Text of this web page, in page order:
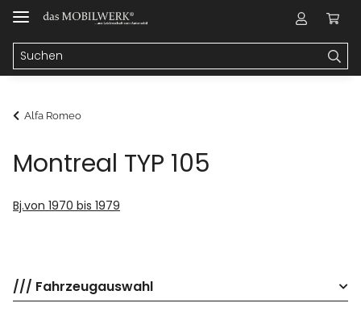
Alfa Romeo
Montreal TYP 105
Bj.von 1970 bis 1979
/// Fahrzeugauswahl